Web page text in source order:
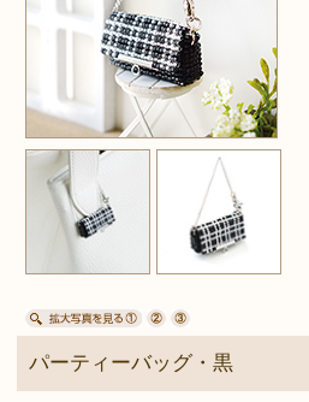
パーティーバッグ・黒